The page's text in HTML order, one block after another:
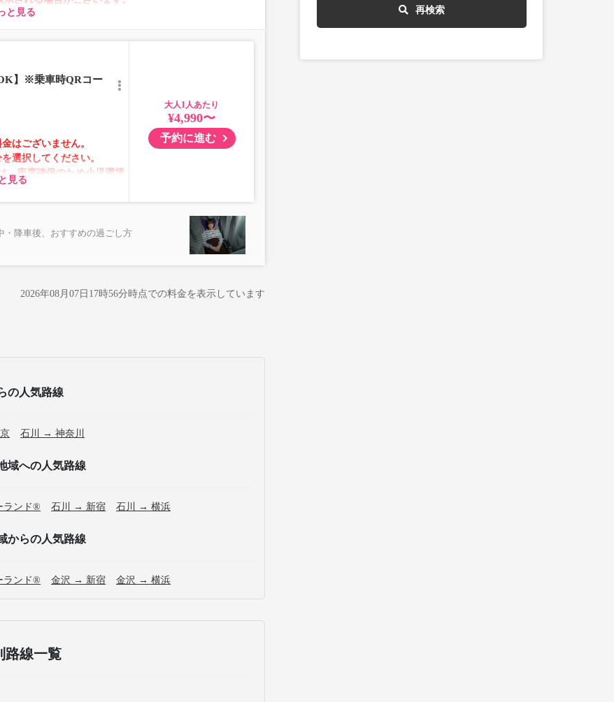
います。
と見る
】※乗車時QRコー
はございません。
選択してください。
、座席確保のため小児運賃
てください。
ンテナンスの為ご予約が承
見る
大人
¥4,990〜
予約に進む
・降車後、おすすめの過ごし方
2026年08月07日17時56分時点での料金を表示しています
の人気路線
石川 → 神奈川
域への人気路線
ランド® 石川 → 新宿 石川 → 横浜
からの人気路線
ランド® 金沢 → 新宿 金沢 → 横浜
路線一覧
再検索